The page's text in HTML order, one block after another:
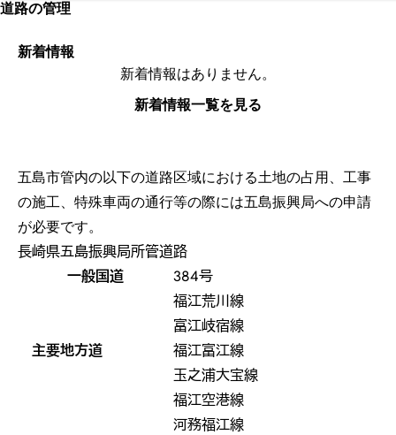
道路の管理
新着情報
新着情報はありません。
新着情報一覧を見る
五島市管内の以下の道路区域における土地の占用、工事
の施工、特殊車両の通行等の際には五島振興局への申請
が必要です。
長崎県五島振興局所管道路
一般国道
384号
主要地方道
福江荒川線
富江岐宿線
福江富江線
玉之浦大宝線
福江空港線
河務福江線